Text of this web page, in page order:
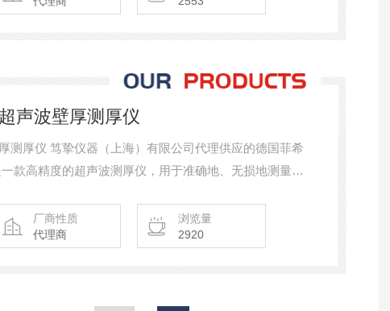
声波壁厚测厚仪
测厚仪 笃挚仪器（上海）有限公司代理供应的德国菲希
款高精度的超声波测厚仪，用于准确地、无损地测量壁
。
厂商性质
代理商
浏览量
2920